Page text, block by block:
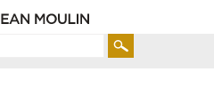
Rechercher